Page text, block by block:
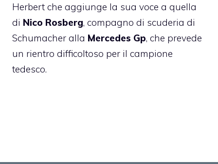
Herbert che aggiunge la sua voce a quella
di Nico Rosberg, compagno di scuderia di
Schumacher alla Mercedes Gp, che prevede
un rientro difficoltoso per il campione
tedesco.